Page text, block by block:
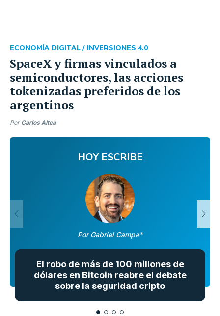
SpaceX y firmas vinculados a
semiconductores, las acciones
tokenizadas preferidos de los
argentinos
ECONOMÍA DIGITAL / INVERSIONES 4.0
Por Carlos Altea
El robo de más de 100 millones de
dólares en Bitcoin reabre el debate
sobre la seguridad cripto
HOY ESCRIBE
Por Gabriel Campa*